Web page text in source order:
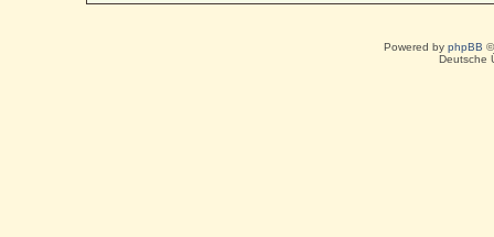
Powered by phpBB
Deutsche